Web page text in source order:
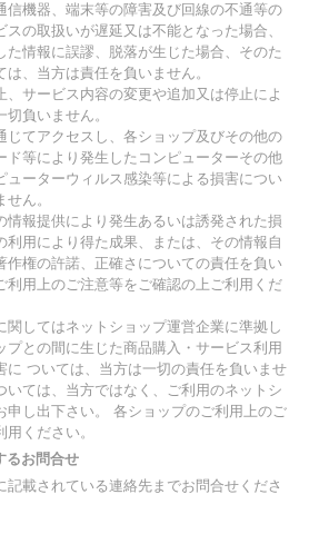
信機器、端末等の障害及び回線の不通等の
の取扱いが遅延又は不能となった場合、
た情報に誤謬、脱落が生じた場合、そのた
、当方は責任を負いません。
、サービス内容の変更や追加又は停止によ
負いません。
じてアクセスし、各ショップ及びその他の
ド等により発生したコンピューターその他
ューターウィルス感染等による損害につい
ん。
情報提供により発生あるいは誘発された損
利用により得た成果、または、その情報自
作権の許諾、正確さについての責任を負い
利用上のご注意等をご確認の上ご利用くだ
関してはネットショップ運営企業に準拠し
プとの間に生じた商品購入・サービス利用
に ついては、当方は一切の責任を負いませ
いては、当方ではなく、ご利用のネットシ
申し出下さい。 各ショップのご利用上のご
ください。
るお問合せ
記載されている連絡先までお問合せくださ